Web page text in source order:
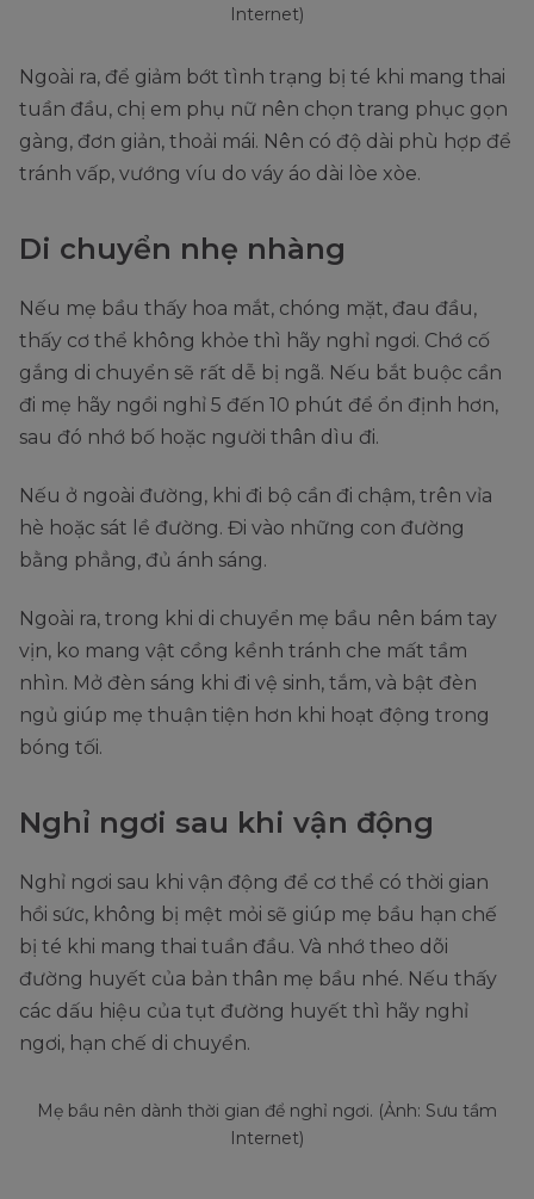
Internet)
Ngoài ra, để giảm bớt tình trạng bị té khi mang thai
tuần đầu, chị em phụ nữ nên chọn trang phục gọn
gàng, đơn giản, thoải mái. Nên có độ dài phù hợp để
tránh vấp, vướng víu do váy áo dài lòe xòe.
Di chuyển nhẹ nhàng
Nếu mẹ bầu thấy hoa mắt, chóng mặt, đau đầu,
thấy cơ thể không khỏe thì hãy nghỉ ngơi. Chớ cố
gắng di chuyển sẽ rất dễ bị ngã. Nếu bắt buộc cần
đi mẹ hãy ngồi nghỉ 5 đến 10 phút để ổn định hơn,
sau đó nhớ bố hoặc người thân dìu đi.
Nếu ở ngoài đường, khi đi bộ cần đi chậm, trên vỉa
hè hoặc sát lề đường. Đi vào những con đường
bằng phẳng, đủ ánh sáng.
Ngoài ra, trong khi di chuyển mẹ bầu nên bám tay
vịn, ko mang vật cồng kềnh tránh che mất tầm
nhìn. Mở đèn sáng khi đi vệ sinh, tắm, và bật đèn
ngủ giúp mẹ thuận tiện hơn khi hoạt động trong
bóng tối.
Nghỉ ngơi sau khi vận động
Nghỉ ngơi sau khi vận động để cơ thể có thời gian
hồi sức, không bị mệt mỏi sẽ giúp mẹ bầu hạn chế
bị té khi mang thai tuần đầu. Và nhớ theo dõi
đường huyết của bản thân mẹ bầu nhé. Nếu thấy
các dấu hiệu của tụt đường huyết thì hãy nghỉ
ngơi, hạn chế di chuyển.
Mẹ bầu nên dành thời gian để nghỉ ngơi. (Ảnh: Sưu tầm
Internet)